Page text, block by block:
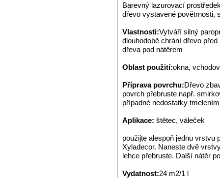
Barevný lazurovací
dřevo vystavené povětrnosti,
Vlastnosti:Vytváří silný
dlouhodobě chrání dřevo
dřeva pod nátěrem
Oblast použití:okna,
Příprava povrchu:Dřevo
povrch přebruste např.
případné nedostatky
Aplikace: štětec, váleček
použijte alespoň jednu vrstvu
Xyladecor. Naneste dvě
lehce přebruste. Další nátěr
Vydatnost:24 m2/1 l